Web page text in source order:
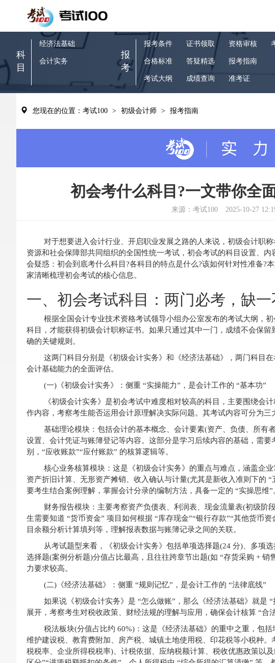
科
目
经济法基础
会计实务
报
考
报考条件
合格标准
考试大纲
证书领取
答疑精选
成绩查询
资格审核
报考指南
准考证
您现在的位置：考试100 > 初级会计师 > 报考指南
初会考什么科目?一文带你全
来源：考试100 2025-10-27
对于想要进入会计行业、开启职业发展之路的人来说，初级会计职
资源和社会保障部共同组织的全国性统一考试，初会考试的科目设置、
会疑惑：初会到底考什么科目?各科目的特点是什么?该如何针对性准备?
家清晰梳理初会考试的核心信息。
一、初会考试科目：两门必考，缺一
根据全国会计专业技术资格考试领导小组办公室发布的考试大纲，
科目，才能获得初级会计职称证书。如果只通过其中一门，成绩不会保
确的关键规则。
这两门科目分别是《初级会计实务》和《经济法基础》，两门科目
会计基础能力的全面评估。
(一)《初级会计实务》：侧重 “实操能力”，是会计工作的 “基本功”
《初级会计实务》是初会考试中难度相对较高的科目，主要围绕会
作内容，考察考生能否运用会计原理解决实际问题。其考试内容可分为三
基础理论模块：包括会计的基本概念、会计要素(资产、负债、所有
设置、会计凭证与账簿登记等内容。这部分是学习后续内容的基础，需
别，“应收账款”“应付账款” 的核算逻辑等。
核心业务核算模块：这是《初级会计实务》的重点与难点，涵盖企
资产折旧计算、无形资产摊销、收入确认与计量(尤其是新收入准则下的
要考生结合案例理解，掌握会计分录的编制方法，具备一定的 “实操思维”
财务报告模块：主要考察资产负债表、利润表、现金流量表(初级
生需要知道 “货币资金” 项目如何根据 “库存现金”“银行存款”“其他货币
目余额分析计算填列等，理解报表数据与账簿记录之间的关联。
从考试题型来看，《初级会计实务》包括单项选择题(24 分)、多项
选择题(案例分析题)分值占比最高，且往往跨章节出题(如 “存货采购 +
力要求较高。
(二)《经济法基础》：侧重 “规则记忆”，是会计工作的 “法律底线”
如果说《初级会计实务》是 “怎么做账”，那么《经济法基础》就
展开，考察考生对税收政策、财经法规的理解与应用，确保会计核算 “合
税法板块(分值占比约 60%)：这是《经济法基础》的重中之重，包
维护建设税、教育费附加、房产税、城镇土地使用税、印花税等小税种
税税率、企业所得税税率)、计税依据、应纳税额计算、税收优惠政策以